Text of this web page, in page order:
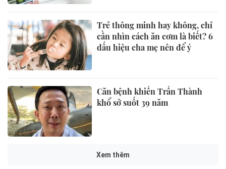
Trẻ thông minh hay không, chỉ
cần nhìn cách ăn cơm là biết? 6
dấu hiệu cha mẹ nên để ý
Căn bệnh khiến Trấn Thành
khổ sở suốt 39 năm
Xem thêm